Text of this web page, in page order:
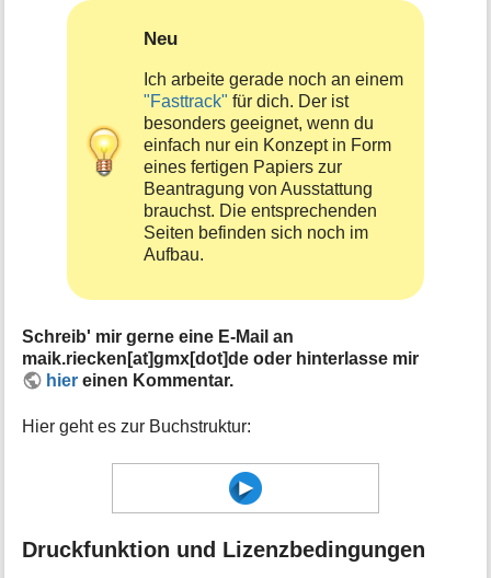
Neu
Ich arbeite gerade noch an einem
"Fasttrack" für dich. Der ist
besonders geeignet, wenn du
einfach nur ein Konzept in Form
eines fertigen Papiers zur
Beantragung von Ausstattung
brauchst. Die entsprechenden
Seiten befinden sich noch im
Aufbau.
Schreib' mir gerne eine E-Mail an
maik.riecken[at]gmx[dot]de oder hinterlasse mir
hier einen Kommentar.
Hier geht es zur Buchstruktur:
Druckfunktion und Lizenzbedingungen